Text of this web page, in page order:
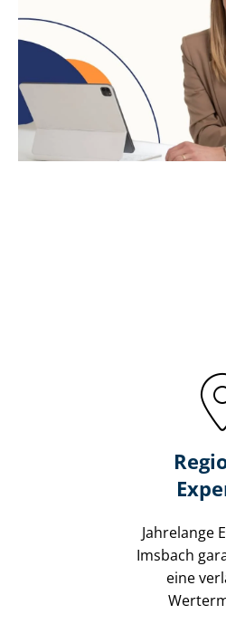
Jahrelange
Imsbach
eine